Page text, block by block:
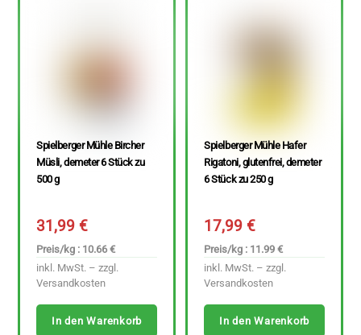
Spielberger Mühle Bircher
Müsli, demeter 6 Stück zu
500 g
31,99€
Preis/kg : 10.66 €
inkl. MwSt. – zzgl.
Versandkosten
In den Warenkorb
Spielberger Mühle Hafer
Rigatoni, glutenfrei, demeter
6 Stück zu 250 g
17,99€
Preis/kg : 11.99 €
inkl. MwSt. – zzgl.
Versandkosten
In den Warenkorb